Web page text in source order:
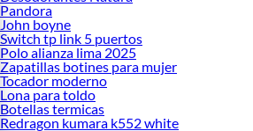
Pandora
John boyne
Switch tp link 5 puertos
Polo alianza lima 2025
Zapatillas botines para mujer
Tocador moderno
Lona para toldo
Botellas termicas
Redragon kumara k552 white